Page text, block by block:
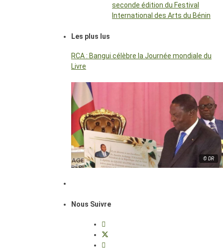
seconde édition du Festival
International des Arts du Bénin
Les plus lus
RCA : Bangui célèbre la Journée mondiale du
Livre
© DR
Nous Suivre